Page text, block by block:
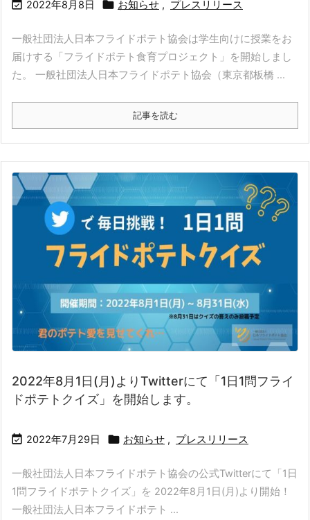
 2022年8月8日  お知らせ , プレスリリース
一般社団法人日本フライドポテト協会は学生向けに授業をお
届けする「フライドポテト食育プロジェクト」を開始しまし
た。 一般社団法人日本フライドポテト協会（東京都板橋 ...
記事を読む
2022年8月1日(月)よりTwitterにて「1日1問フライ
ドポテトクイズ」を開始します。
 2022年7月29日  お知らせ , プレスリリース
一般社団法人日本フライドポテト協会の公式Twitterにて「1日
1問フライドポテトクイズ」を 2022年8月1日(月)より開始！
一般社団法人日本フライドポテト ...